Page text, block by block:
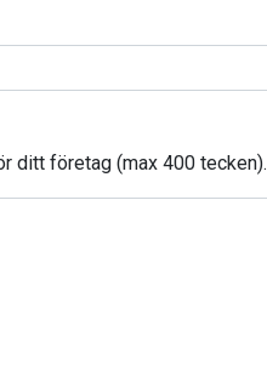
ditt företag (max 400 tecken).